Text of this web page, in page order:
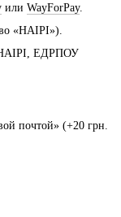
или WayForPay.
«НАІРІ»).
ЕДРПОУ
почтой» (+20 грн.